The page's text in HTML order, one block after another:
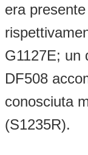
era
G1127E; un
DF508
conosciuta
(S1235R).